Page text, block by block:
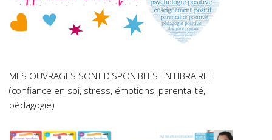
MES OUVRAGES SONT DISPONIBLES EN LIBRAIRIE
(confiance en soi, stress, émotions, parentalité,
pédagogie)